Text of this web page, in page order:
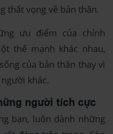
thất vọng về bản thân.
ưu điểm của chính
thế mạnh khác nhau,
của bản thân thay vì
khác.
người tích cực
bạn, luôn dành những